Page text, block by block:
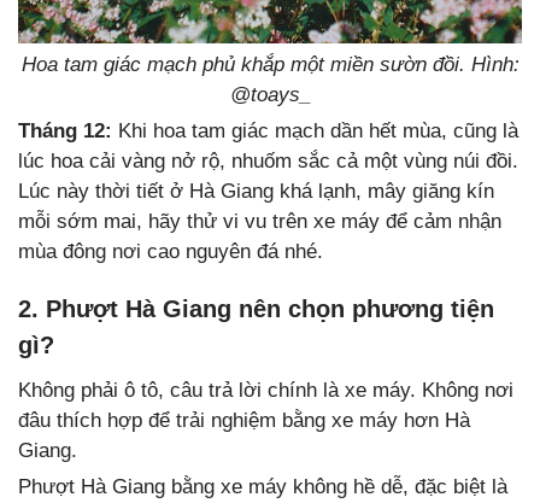
Hoa tam giác mạch phủ khắp một miền sườn đồi. Hình:
@toays_
Tháng 12: Khi hoa tam giác mạch dần hết mùa, cũng là
lúc hoa cải vàng nở rộ, nhuốm sắc cả một vùng núi đồi.
Lúc này thời tiết ở Hà Giang khá lạnh, mây giăng kín
mỗi sớm mai, hãy thử vi vu trên xe máy để cảm nhận
mùa đông nơi cao nguyên đá nhé.
2. Phượt Hà Giang nên chọn phương tiện
gì?
Không phải ô tô, câu trả lời chính là xe máy. Không nơi
đâu thích hợp để trải nghiệm bằng xe máy hơn Hà
Giang.
Phượt Hà Giang bằng xe máy không hề dễ, đặc biệt là